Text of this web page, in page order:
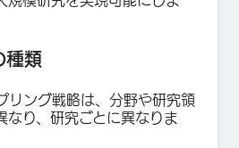
種類
リング戦略は、分野や研究領
なり、研究ごとに異なりま